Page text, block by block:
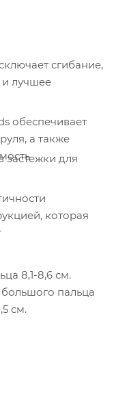
сгибание,
и лучшее
обеспечивает
а также
для
которая
8,1-8,6 см.
большого пальца
см.